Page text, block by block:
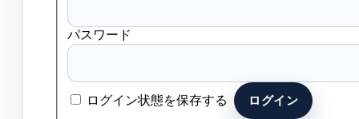
パスワード
ログイン状態を保存する